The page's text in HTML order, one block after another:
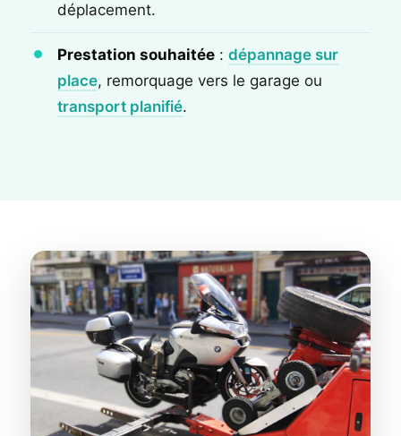
déplacement.
Prestation souhaitée : dépannage sur
place, remorquage vers le garage ou
transport planifié.